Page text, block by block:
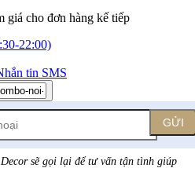
giá cho đơn hàng kế tiếp
22:00)
tin SMS
GỬI
sẽ gọi lại để tư vấn tận tình giúp